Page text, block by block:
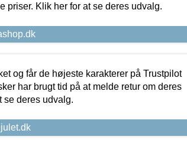
priser. Klik her for at se deres udvalg.
og får de højeste karakterer på Trustpilot
har brugt tid på at melde retur om deres
se deres udvalg.